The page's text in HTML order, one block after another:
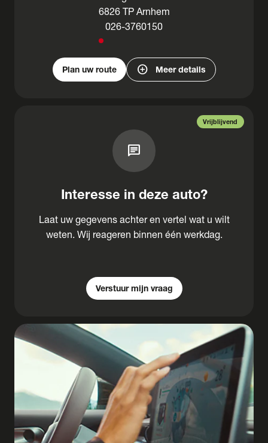
6826 TP Arnhem
026-3760150
Plan uw route add_circle Meer details
Vrijblijvend
chat
Interesse in deze auto?
Laat uw gegevens achter en vertel wat u wilt
weten. Wij reageren binnen één werkdag.
Verstuur mijn vraag